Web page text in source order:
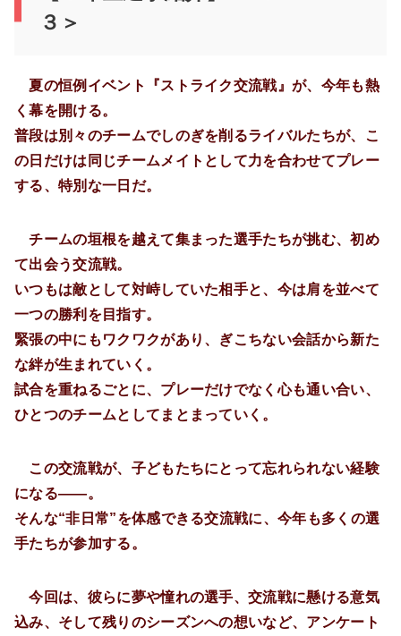
３＞
夏の恒例イベント『ストライク交流戦』が、今年も熱
く幕を開ける。
普段は別々のチームでしのぎを削るライバルたちが、こ
の日だけは同じチームメイトとして力を合わせてプレー
する、特別な一日だ。
チームの垣根を越えて集まった選手たちが挑む、初め
て出会う交流戦。
いつもは敵として対峙していた相手と、今は肩を並べて
一つの勝利を目指す。
緊張の中にもワクワクがあり、ぎこちない会話から新た
な絆が生まれていく。
試合を重ねるごとに、プレーだけでなく心も通い合い、
ひとつのチームとしてまとまっていく。
この交流戦が、子どもたちにとって忘れられない経験
になる――。
そんな“非日常”を体感できる交流戦に、今年も多くの選
手たちが参加する。
今回は、彼らに夢や憧れの選手、交流戦に懸ける意気
込み、そして残りのシーズンへの想いなど、アンケート